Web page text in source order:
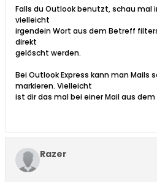
Falls du Outlook benutzt, schau mal
vielleicht
irgendein Wort aus dem Betreff
direkt
gelöscht werden.
Bei Outlook Express kann man Mails
markieren. Vielleicht
ist dir das mal bei einer Mail aus
Razer